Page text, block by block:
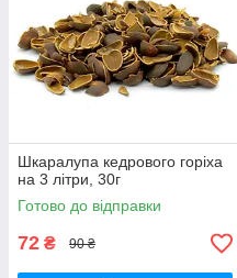
Шкаралупа кедрового горіха
на 3 літри, 30г
Готово до відправки
72 ₴ 90 ₴